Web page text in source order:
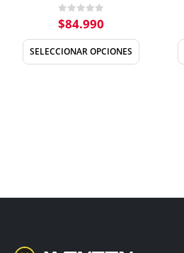
0out of 5
$84.990
SELECCIONAR OPCIONES